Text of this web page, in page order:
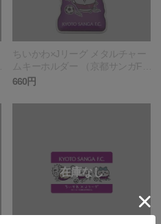
ちいかわ×Jリーグ メタルチャー
ムキーホルダー （京都サンガF.
C.）
660円